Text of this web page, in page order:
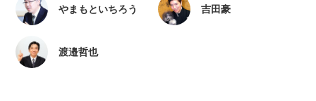
やまもといちろう 吉田豪
渡邉哲也